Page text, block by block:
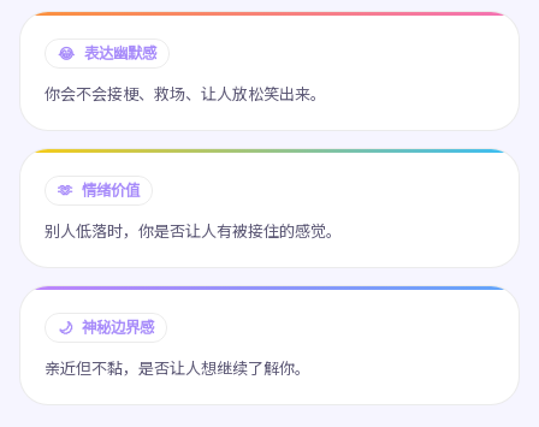
😂 表达幽默感
你会不会接梗、救场、让人放松笑出来。
🫶 情绪价值
别人低落时，你是否让人有被接住的感觉。
🌙 神秘边界感
亲近但不黏，是否让人想继续了解你。